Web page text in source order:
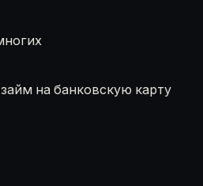
на банковскую карту